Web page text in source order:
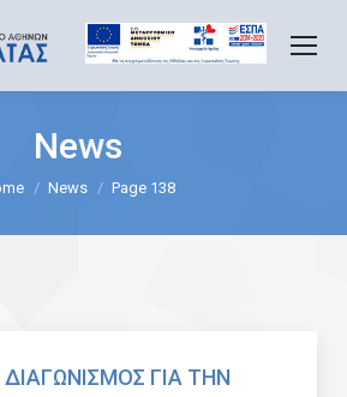
News
News Page 138
ΓΙΑ ΤΗΝ